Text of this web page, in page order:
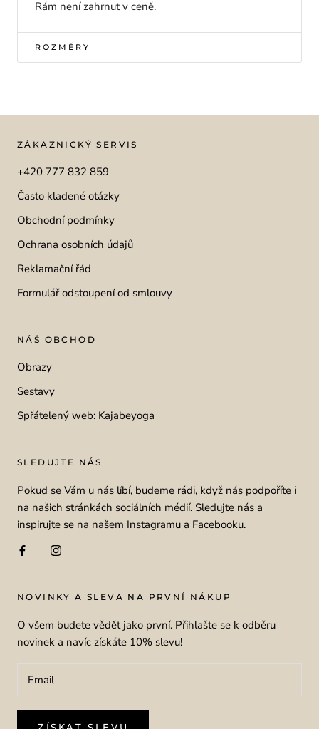
Rám není zahrnut v ceně.
ROZMĚRY
ZÁKAZNICKÝ SERVIS
+420 777 832 859
Často kladené otázky
Obchodní podmínky
Ochrana osobních údajů
Reklamační řád
Formulář odstoupení od smlouvy
NÁŠ OBCHOD
Obrazy
Sestavy
Spřátelený web: Kajabeyoga
SLEDUJTE NÁS
Pokud se Vám u nás líbí, budeme rádi, když nás podpoříte i
na našich stránkách sociálních médií. Sledujte nás a
inspirujte se na našem Instagramu a Facebooku.
NOVINKY A SLEVA NA PRVNÍ NÁKUP
O všem budete vědět jako první. Přihlašte se k odběru
novinek a navíc získáte 10% slevu!